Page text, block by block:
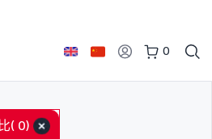
0
( 0)